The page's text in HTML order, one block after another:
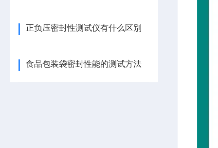
正负压密封性测试仪有什么区别
食品包装袋密封性能的测试方法